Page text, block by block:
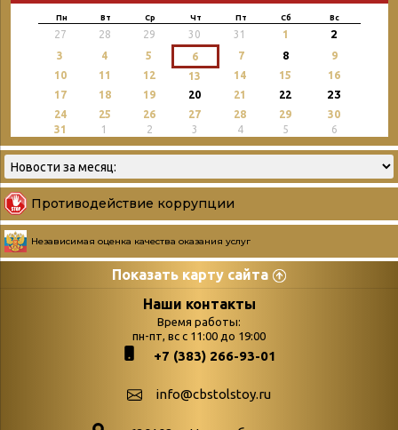
Пн Вт Ср Чт Пт Сб Вс
27 28 29 30 31 1 2
3 4 5 6 7 8
9
10
11 12 13 14 15
16
17
18 19 20 21 22 23
24 25 26 27 28 29
30
31
1 2 3 4 5 6
Противодействие коррупции
Независимая оценка качества оказания услуг
Показать карту сайта
Страницы
podvedenie-itogov-festivalya-
paskhalnaya-palitra
поступлений
Война. Народ.
Наши контакты
Время работы:
пн-пт, вс с 11:00 до 19:00
+7 (383) 266-93-01
info@cbstolstoy.ru